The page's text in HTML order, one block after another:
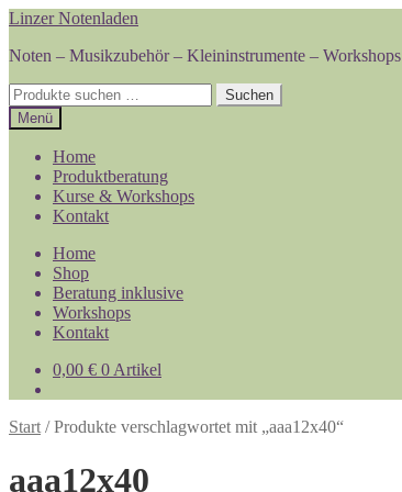
Zur
springen
Zum
springen
Linzer Notenladen
Noten – Musikzubehör – Kleininstrumente – Workshops
Suchen
nach:
Suchen
Menü
Home
Produktberatung
Kurse & Workshops
Kontakt
Home
Shop
Beratung inklusive
Workshops
Kontakt
0,00 € 0 Artikel
Start /Produkte verschlagwortet mit „aaa12x40“
aaa12x40